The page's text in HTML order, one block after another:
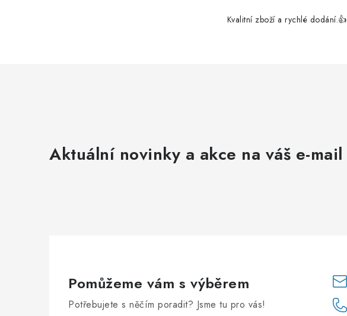
Kvalitní zboží a rychlé dodání.👍
Aktuální novinky a akce na váš e-mail
Pomůžeme vám s výběrem
Potřebujete s něčím poradit? Jsme tu pro vás!